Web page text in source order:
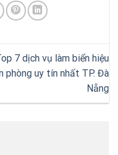
7 dịch vụ làm biển hiệu
phòng uy tín nhất TP. Đà
Nẵng